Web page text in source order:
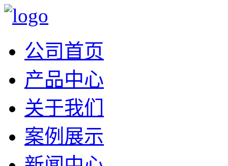
公司首页
产品中心
关于我们
案例展示